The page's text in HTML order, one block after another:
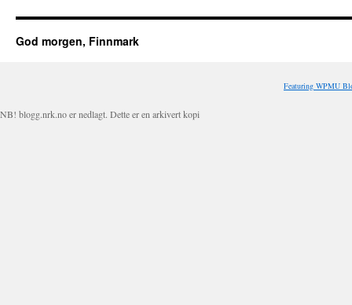
God morgen, Finnmark
Featuring WPMU
NB! blogg.nrk.no er nedlagt. Dette er en arkivert kopi